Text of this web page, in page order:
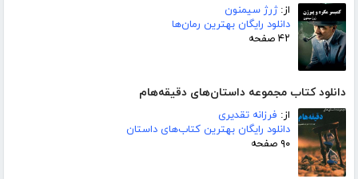
از:ژرژ سیمنون
دانلود رایگان بهترین رمان‌ها
۴۲ صفحه
دانلود کتاب مجموعه داستان‌های دقیقه‌هام
از: فرزانه تقدیری
دانلود رایگان بهترین کتاب‌های داستان
۹۰ صفحه